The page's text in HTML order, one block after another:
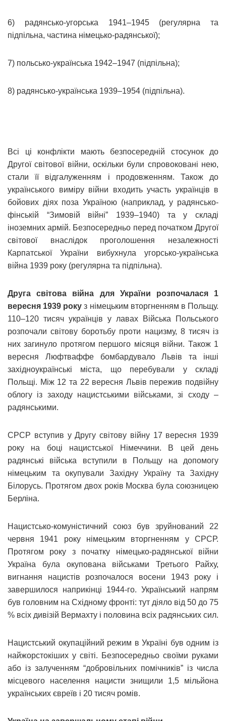
6) радянсько-угорська 1941–1945 (регулярна та
підпільна, частина німецько-радянської);
7) польсько-українська 1942–1947 (підпільна);
8) радянсько-українська 1939–1954 (підпільна).
Всі ці конфлікти мають безпосередній стосунок до
Другої світової війни, оскільки були спровоковані нею,
стали її відгалуженням і продовженням. Також до
українського виміру війни входить участь українців в
бойових діях поза Україною (наприклад, у радянсько-
фінській “Зимовій війні” 1939–1940) та у складі
іноземних армій. Безпосередньо перед початком Другої
світової внаслідок проголошення незалежності
Карпатської України вибухнула угорсько-українська
війна 1939 року (регулярна та підпільна).
Друга світова війна для України розпочалася 1
вересня 1939 року з німецьким вторгненням в Польщу.
110–120 тисяч українців у лавах Війська Польського
розпочали світову боротьбу проти нацизму, 8 тисяч із
них загинуло протягом першого місяця війни. Також 1
вересня Люфтваффе бомбардувало Львів та інші
західноукраїнські міста, що перебували у складі
Польщі. Між 12 та 22 вересня Львів пережив подвійну
облогу із заходу нацистськими військами, зі сходу –
радянськими.
СРСР вступив у Другу світову війну 17 вересня 1939
року на боці нацистської Німеччини. В цей день
радянські війська вступили в Польщу на допомогу
німецьким та окупували Західну Україну та Західну
Білорусь. Протягом двох років Москва була союзницею
Берліна.
Нацистсько-комуністичний союз був зруйнований 22
червня 1941 року німецьким вторгненням у СРСР.
Протягом року з початку німецько-радянської війни
Україна була окупована військами Третього Райху,
вигнання нацистів розпочалося восени 1943 року і
завершилося наприкінці 1944-го. Український напрям
був головним на Східному фронті: тут діяло від 50 до 75
% всіх дивізій Вермахту і половина всіх радянських сил.
Нацистський окупаційний режим в Україні був одним із
найжорстокіших у світі. Безпосередньо своїми руками
або із залученням “добровільних помічників” із числа
місцевого населення нацисти знищили 1,5 мільйона
українських євреїв і 20 тисяч ромів.